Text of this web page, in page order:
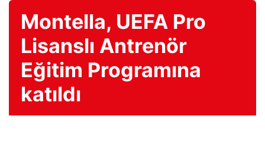
Montella, UEFA Pro
Lisanslı Antrenör
Eğitim Programına
katıldı